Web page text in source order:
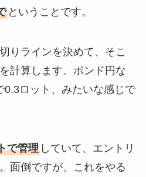
ということです。
りラインを決めて、そこ
計算します。ポンド円な
0.3ロット、みたいな感じで
で管理していて、エントリ
面倒ですが、これをやる